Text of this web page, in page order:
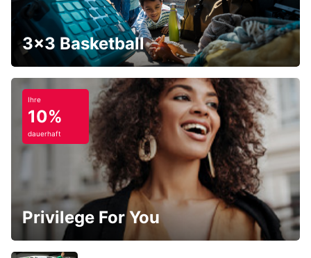
3x3 Basketball
Ihre
10%
dauerhaft
Privilege For You